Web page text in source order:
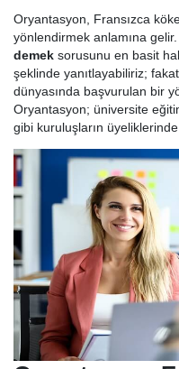
Oryantasyon, Fransızca
yönlendirmek anlamına
demek sorusunu en basit
şeklinde yanıtlayabiliriz;
dünyasında başvurulan bir
Oryantasyon; üniversite
gibi kuruluşların